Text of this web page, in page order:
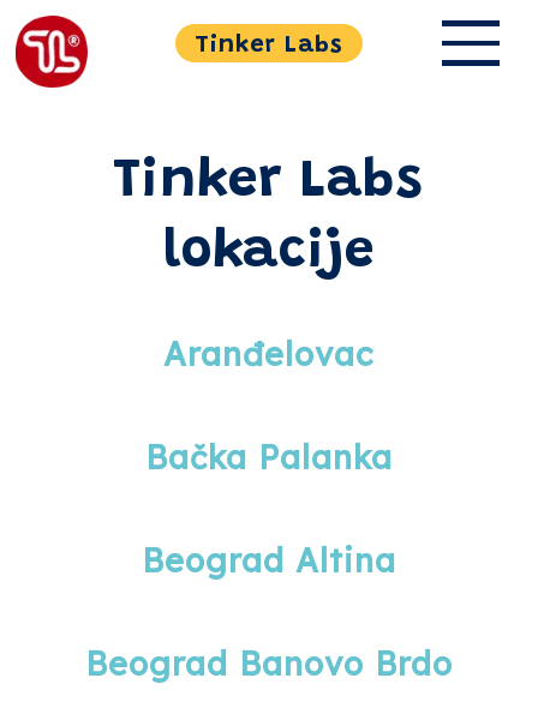
Tinker Labs
Tinker Labs
lokacije
Aranđelovac
Bačka Palanka
Beograd Altina
Beograd Banovo Brdo